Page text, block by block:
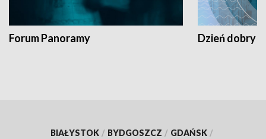
Forum Panoramy Dzień dobry
BIAŁYSTOK / BYDGOSZCZ / GDAŃSK /